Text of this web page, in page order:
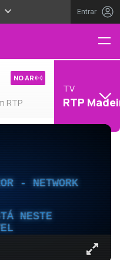
Entrar
RTP
NO AR
TV
RTP
- NETWORK
NESTE